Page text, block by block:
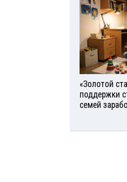
«Золотой
поддержки
семей